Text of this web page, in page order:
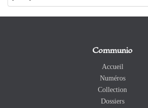
Communio
Accueil
Numéros
Collection
Dossiers